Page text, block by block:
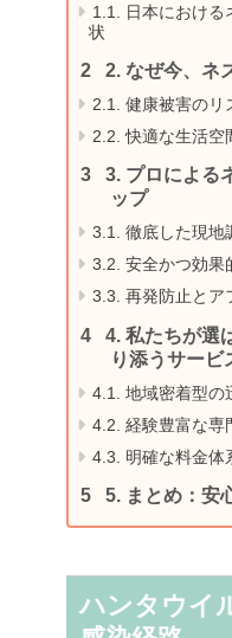
1.1.
日本における
状
2. なぜ今、ネ
2.1.
健康被害のリ
2.2. 快適な生活空
3. プロによる
ップ
3.1. 徹底した現地
3.2. 安全かつ効果
3.3. 再発防止とア
4. 私たちが選
り添うサービ
4.1.
地域密着型の
4.2. 経験豊富な専
4.3.
明確な料金体
5. まとめ：安
ハンタウイ